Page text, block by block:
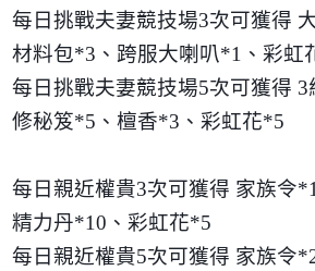
每日挑戰夫妻競技場3次可獲得
材料包*3 、跨服大喇叭*1 、彩虹
每日挑戰夫妻競技場5次可獲得 3
修秘笈*5 、檀香*3 、彩虹花*5
每日親近權貴3次可獲得 家族令
精力丹*10 、彩虹花*5
每日親近權貴5次可獲得 家族令